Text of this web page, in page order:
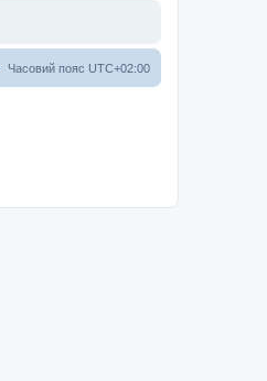
Часовий пояс UTC+02:00